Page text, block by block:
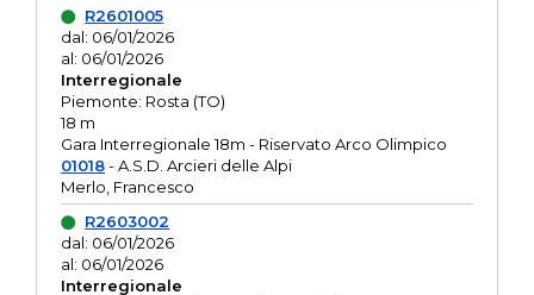
R2601005
dal: 06/01/2026
al: 06/01/2026
Interregionale
Piemonte: Rosta (TO)
18 m
Gara Interregionale 18m - Riservato Arco Olimpico
01018- A.S.D. Arcieri delle Alpi
Merlo, Francesco
R2603002
dal: 06/01/2026
al: 06/01/2026
Interregionale